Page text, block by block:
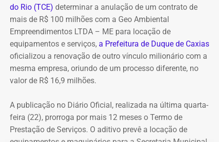
A empresa também destaca que não possui SUVs
blindados em sua frota própria, razão pela qual optou
pela locação dos veículos por meio de adesão à ata do
GSI.
Os veículos serão destinados exclusivamente aos
Suprimentos (DSU) e Segurança e Governança (DSG). O
contrato foi firmado com a empresa Rei dos Blindados
Locação de Veículos Ltda. e prevê a locação de quatro
SUVs zero quilômetro, com blindagem nível III-A, sem
do Rio (TCE) determinar a anulação de um contrato de
mais de R$ 100 milhões com a Geo Ambiental
Empreendimentos LTDA – ME para locação de
equipamentos e serviços, a Prefeitura de Duque de Caxias
oficializou a renovação de outro vínculo milionário com a
mesma empresa, oriundo de um processo diferente, no
valor de R$ 16,9 milhões.
A publicação no Diário Oficial, realizada na última quarta-
feira (22), prorroga por mais 12 meses o Termo de
Prestação de Serviços. O aditivo prevê a locação de